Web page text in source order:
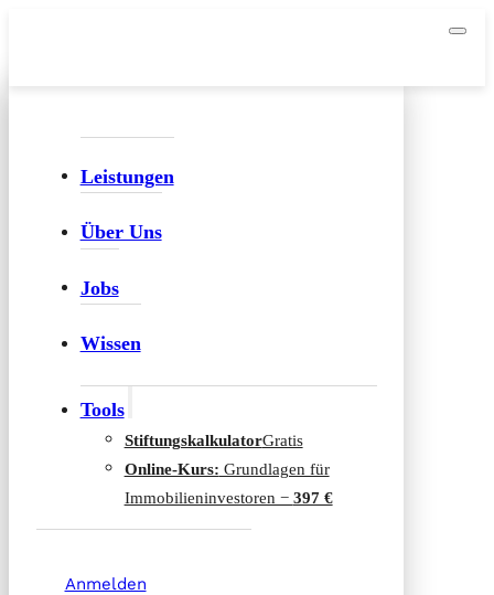
Leistungen
Über Uns
Jobs
Wissen
Tools
StiftungskalkulatorGratis
Online-Kurs: Grundlagen für
Immobilien­investoren − 397 €
Anmelden